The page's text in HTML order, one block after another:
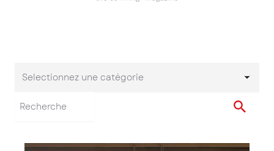
Selectionnez une
Selectionnez une catégorie